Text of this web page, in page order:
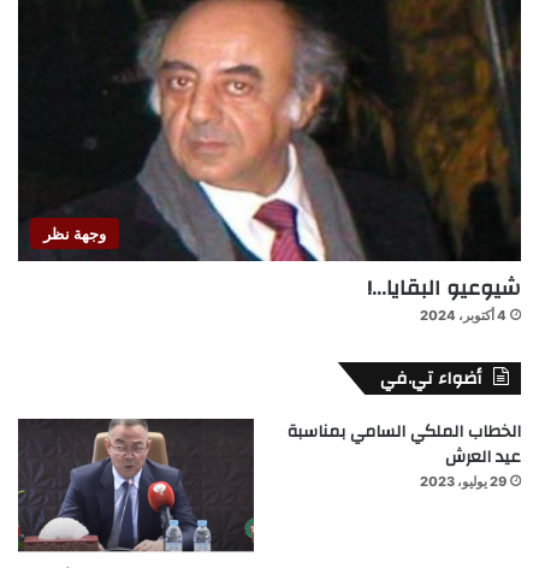
وجهة نظر
شيوعيو البقايا…!
4 أكتوبر، 2024
أضواء تي.في
الخطاب الملكي السامي بمناسبة
عيد العرش
29 يوليو، 2023